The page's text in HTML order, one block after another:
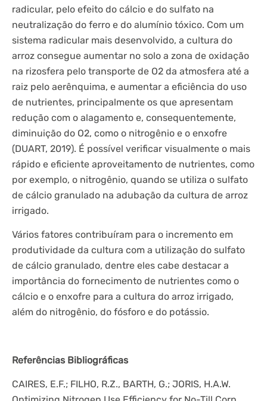
radicular, pelo efeito do cálcio e do sulfato na
neutralização do ferro e do alumínio tóxico. Com um
sistema radicular mais desenvolvido, a cultura do
arroz consegue aumentar no solo a zona de oxidação
na rizosfera pelo transporte de O2 da atmosfera até a
raiz pelo aerênquima, e aumentar a eficiência do uso
de nutrientes, principalmente os que apresentam
redução com o alagamento e, consequentemente,
diminuição do O2, como o nitrogênio e o enxofre
(DUART, 2019). É possível verificar visualmente o mais
rápido e eficiente aproveitamento de nutrientes, como
por exemplo, o nitrogênio, quando se utiliza o sulfato
de cálcio granulado na adubação da cultura de arroz
irrigado.
Vários fatores contribuíram para o incremento em
produtividade da cultura com a utilização do sulfato
de cálcio granulado, dentre eles cabe destacar a
importância do fornecimento de nutrientes como o
cálcio e o enxofre para a cultura do arroz irrigado,
além do nitrogênio, do fósforo e do potássio.
Referências Bibliográficas
CAIRES, E.F.; FILHO, R.Z., BARTH, G.; JORIS, H.A.W.